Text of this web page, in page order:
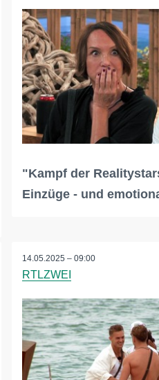
"Kampf der
Einzüge - und
14.05.2025 – 09:00
RTLZWEI